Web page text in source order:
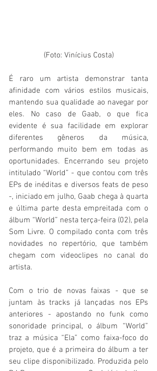
(Foto: Vinícius Costa)
É raro um artista demonstrar tanta
afinidade com vários estilos musicais,
mantendo sua qualidade ao navegar por
eles. No caso de Gaab, o que fica
evidente é sua facilidade em explorar
diferentes gêneros da música,
performando muito bem em todas as
oportunidades. Encerrando seu projeto
intitulado “World” - que contou com três
EPs de inéditas e diversos feats de peso
-, iniciado em julho, Gaab chega à quarta
e última parte desta empreitada com o
álbum “World” nesta terça-feira (02), pela
Som Livre. O compilado conta com três
novidades no repertório, que também
chegam com videoclipes no canal do
artista.
Com o trio de novas faixas - que se
juntam às tracks já lançadas nos EPs
anteriores - apostando no funk como
sonoridade principal, o álbum “World”
traz a música “Ela” como faixa-foco do
projeto, que é a primeira do álbum a ter
seu clipe disponibilizado. Produzida pelo